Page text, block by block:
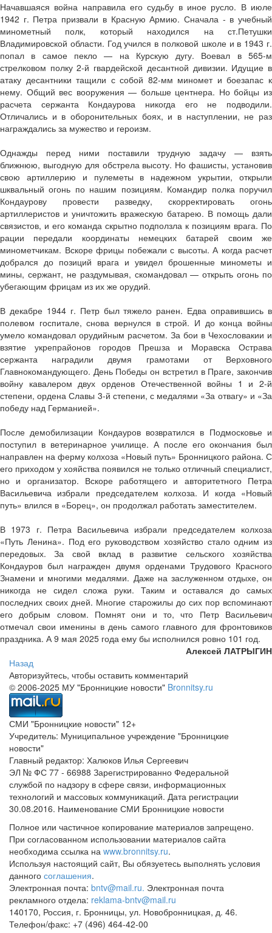
Начавшаяся война направила его судьбу в иное русло. В июле
1942 г. Петра призвали в Красную Армию. Сначала - в учебный
минометный полк, который находился на ст.Петушки
Владимировской области. Год учился в полковой школе и в 1943 г.
попал в самое пекло — на Курскую дугу. Воевал в 565-м
стрелковом полку 2-й гвардейской десантной дивизии. Идущие в
атаку десантники тащили с собой 82-мм миномет и боезапас к
нему. Общий вес вооружения — больше центнера. Но бойцы из
расчета сержанта Кондаурова никогда его не подводили.
Отличались и в оборонительных боях, и в наступлении, не раз
награждались за мужество и героизм.
Однажды перед ними поставили трудную задачу — взять
ближнюю, выгодную для обстрела высоту. Но фашисты, установив
свою артиллерию и пулеметы в надежном укрытии, открыли
шквальный огонь по нашим позициям. Командир полка поручил
Кондаурову провести разведку, скорректировать огонь
артиллеристов и уничтожить вражескую батарею. В помощь дали
связистов, и его команда скрытно подползла к позициям врага. По
рации передали координаты немецких батарей своим же
минометчикам. Вскоре фрицы побежали с высоты. А когда расчет
добрался до позиций врага и увидел брошенные минометы и
мины, сержант, не раздумывая, скомандовал — открыть огонь по
убегающим фрицам из их же орудий.
В декабре 1944 г. Петр был тяжело ранен. Едва оправившись в
полевом госпитале, снова вернулся в строй. И до конца войны
умело командовал орудийным расчетом. За бои в Чехословакии и
взятие укрепрайонов городов Прешза и Моравска Острава
сержанта наградили двумя грамотами от Верховного
Главнокомандующего. День Победы он встретил в Праге, закончив
войну кавалером двух орденов Отечественной войны 1 и 2-й
степени, ордена Славы 3-й степени, с медалями «За отвагу» и «За
победу над Германией».
После демобилизации Кондауров возвратился в Подмосковье и
поступил в ветеринарное училище. А после его окончания был
направлен на ферму колхоза «Новый путь» Бронницкого района. С
его приходом у хояйства появился не только отличный специалист,
но и организатор. Вскоре работящего и авторитетного Петра
Васильевича избрали председателем колхоза. И когда «Новый
путь» влился в «Борец», он продолжал работать заместителем.
В 1973 г. Петра Васильевича избрали председателем колхоза
«Путь Ленина». Под его руководством хозяйство стало одним из
передовых. За свой вклад в развитие сельского хозяйства
Кондауров был награжден двумя орденами Трудового Красного
Знамени и многими медалями. Даже на заслуженном отдыхе, он
никогда не сидел сложа руки. Таким и оставался до самых
последних своих дней. Многие старожилы до сих пор вспоминают
его добрым словом. Помнят они и то, что Петр Васильевич
отмечал свои именины в день самого главного для фронтовиков
праздника. А 9 мая 2025 года ему бы исполнился ровно 101 год.
Алексей ЛАТРЫГИН
Назад
Авторизуйтесь, чтобы оставить комментарий
© 2006-2025 МУ "Бронницкие новости" Bronnitsy.ru
СМИ "Бронницкие новости" 12+
Учредитель: Муниципальное учреждение "Бронницкие
новости"
Главный редактор: Халюков Илья Сергеевич
ЭЛ № ФС 77 - 66988 Зарегистрированно Федеральной
службой по надзору в сфере связи, информационных
технологий и массовых коммуникаций. Дата регистрации
30.08.2016. Наименование СМИ Бронницкие новости
Полное или частичное копирование материалов запрещено.
При согласованном использовании материалов сайта
необходима ссылка на www.bronnitsy.ru.
Используя настоящий сайт, Вы обязуетесь выполнять условия
данного соглашения.
Электронная почта: bntv@mail.ru. Электронная почта
рекламного отдела: reklama-bntv@mail.ru
140170, Россия, г. Бронницы, ул. Новобронницкая, д. 46.
Телефон/факс: +7 (496) 464-42-00